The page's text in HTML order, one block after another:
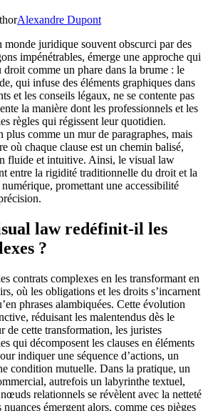
Alexandre Dupont
monde juridique souvent obscurci par des
impénétrables, émerge une approche qui
comme un phare dans la brume : le
qui infuse des éléments graphiques dans
et les conseils légaux, ne se contente pas
la manière dont les professionnels et les
règles qui régissent leur quotidien.
plus comme un mur de paragraphes, mais
où chaque clause est un chemin balisé,
fluide et intuitive. Ainsi, le visual law
entre la rigidité traditionnelle du droit et la
promettant une accessibilité
law redéfinit-il les
?
contrats complexes en les transformant en
où les obligations et les droits s’incarnent
phrases alambiquées. Cette évolution
réduisant les malentendus dès le
de cette transformation, les juristes
qui décomposent les clauses en éléments
indiquer une séquence d’actions, un
condition mutuelle. Dans la pratique, un
autrefois un labyrinthe textuel,
relationnels se révèlent avec la netteté
émergent alors, comme ces pièges